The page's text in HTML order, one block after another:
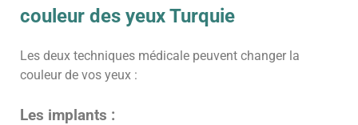
couleur des yeux Turquie
Les deux techniques médicale peuvent changer la
couleur de vos yeux :
Les implants :